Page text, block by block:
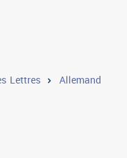
Lettres Allemand